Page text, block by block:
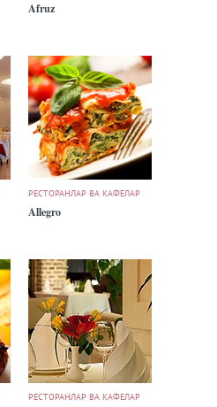
Afruz
РЕСТОРАНЛАР ВА КАФЕЛАР
Allegro
РЕСТОРАНЛАР ВА КАФЕЛАР